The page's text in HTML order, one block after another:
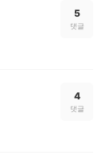
5
댓글
4
댓글